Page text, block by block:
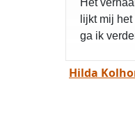
Het
lijkt mij
ga ik
Hilda